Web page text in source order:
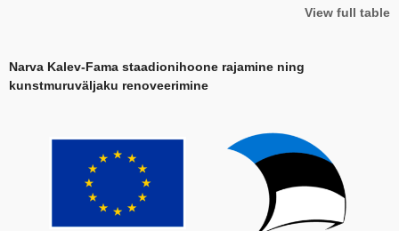
View full table
Narva Kalev-Fama staadionihoone rajamine ning
kunstmuruväljaku renoveerimine